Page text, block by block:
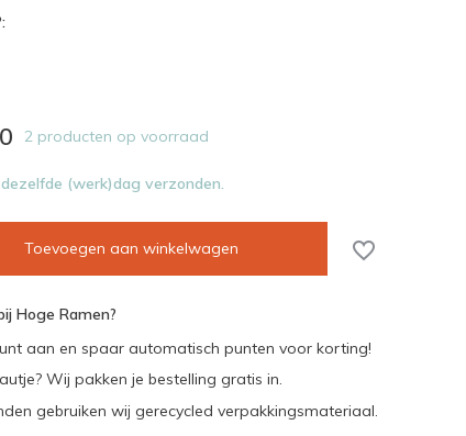
2 producten op voorraad
(werk)dag verzonden.
Toevoegen aan winkelwagen
Hoge Ramen?
aan en spaar automatisch punten voor korting!
Wij pakken je bestelling gratis in.
gebruiken wij gerecycled verpakkingsmateriaal.